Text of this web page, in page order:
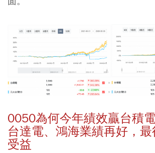
0050為何今年績效贏台積電
台達電、鴻海業績再好，
受益